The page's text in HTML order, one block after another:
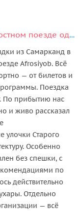
Из Самарканда в Бухару на скоростном поезде одним днем
из Самарканд в
Afrosiyob. Всё
— от билетов и
Поездка
По прибытию нас
и живо рассказал
улочки Старого
Особенно
без спешки, с
по
действительно
Отдельно
— всё